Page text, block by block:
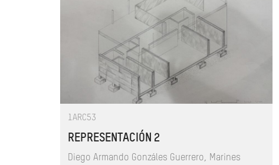
1ARC53
REPRESENTACIÓN 2
Diego Armando Gonzáles Guerrero, Marines